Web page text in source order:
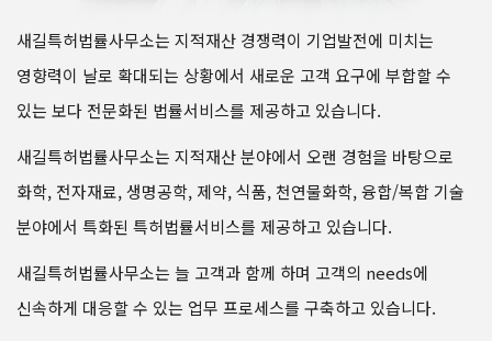
새길특허법률사무소는 지적재산 경쟁력이 기업발전에 미치는
영향력이 날로 확대되는 상황에서 새로운 고객 요구에 부합할 수
있는 보다 전문화된 법률서비스를 제공하고 있습니다.
새길특허법률사무소는 지적재산 분야에서 오랜 경험을 바탕으로
화학, 전자재료, 생명공학, 제약, 식품, 천연물화학, 융합/복합 기술
분야에서 특화된 특허법률서비스를 제공하고 있습니다.
새길특허법률사무소는 늘 고객과 함께 하며 고객의 needs에
신속하게 대응할 수 있는 업무 프로세스를 구축하고 있습니다.